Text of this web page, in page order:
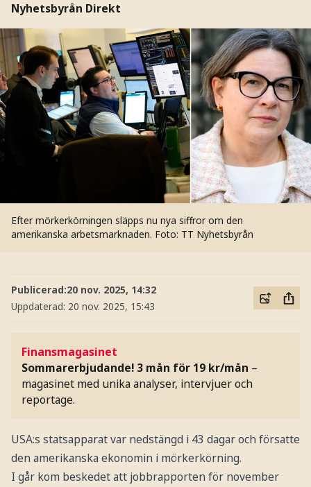
Nyhetsbyrån Direkt
Efter mörkerkörningen släpps nu nya siffror om den
amerikanska arbetsmarknaden. Foto: TT Nyhetsbyrån
Publicerad:20 nov. 2025, 14:32
Uppdaterad: 20 nov. 2025, 15:43
Finansmagasinet
Sommarerbjudande! 3 mån för 19 kr/mån –
magasinet med unika analyser, intervjuer och
reportage.
USA:s statsapparat var nedstängd i 43 dagar och försatte
den amerikanska ekonomin i mörkerkörning.
I går kom beskedet att jobbrapporten för november